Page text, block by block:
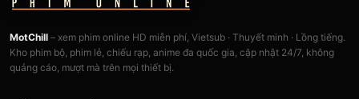
MotChill – xem phim online HD miễn phí, Vietsub · Thuyết minh · Lồng tiếng.
Kho phim bộ, phim lẻ, chiếu rạp, anime đa quốc gia, cập nhật 24/7, không
quảng cáo, mượt mà trên mọi thiết bị.